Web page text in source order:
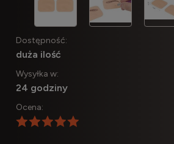
Dostępność:
duża ilość
Wysyłka w:
24 godziny
Ocena: